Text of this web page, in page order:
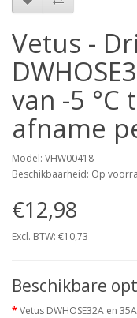
Vetus -
van -5 °C
afname
Model: VHW00418
Beschikbaarheid: Op
€12,98
Excl. BTW: €10,73
Beschikbare
Vetus DWHOSE32A en